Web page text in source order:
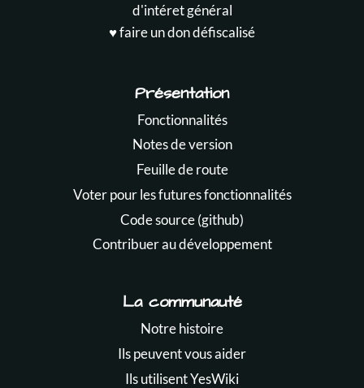
d'intéret général
♥️ faire un don défiscalisé
Présentation
Fonctionnalités
Notes de version
Feuille de route
Voter pour les futures fonctionnalités
Code source (github)
Contribuer au développement
La communauté
Notre histoire
Ils peuvent vous aider
Ils utilisent YesWiki